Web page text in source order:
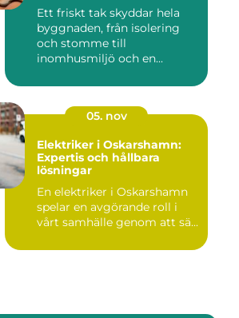
Ett friskt tak skyddar hela
byggnaden, från isolering
och stomme till
inomhusmiljö och en...
05. nov
Elektriker i Oskarshamn:
Expertis och hållbara
lösningar
En elektriker i Oskarshamn
spelar en avgörande roll i
vårt samhälle genom att sä...